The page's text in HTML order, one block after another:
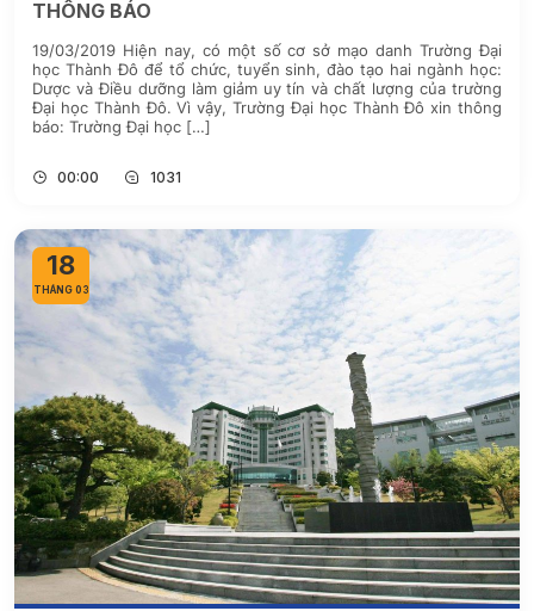
THÔNG BÁO
19/03/2019 Hiện nay, có một số cơ sở mạo danh Trường Đại
học Thành Đô để tổ chức, tuyển sinh, đào tạo hai ngành học:
Dược và Điều dưỡng làm giảm uy tín và chất lượng của trường
Đại học Thành Đô. Vì vậy, Trường Đại học Thành Đô xin thông
báo: Trường Đại học […]
00:00 1031
18
THÁNG 03